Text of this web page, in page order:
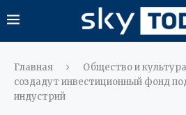
Главная Общество и культура
создадут инвестиционный фонд
индустрий